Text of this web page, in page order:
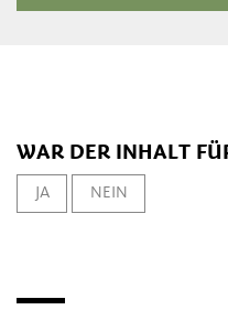
WAR DER INHALT
JA NEIN